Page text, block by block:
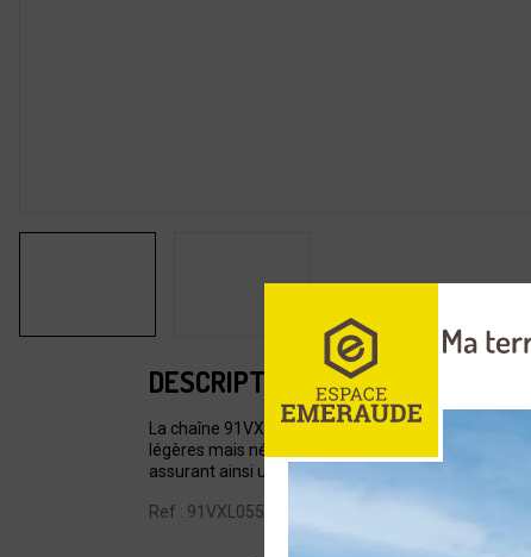
DESCRIPTION
La chaîne 91VXL d?Oregon est une chaîne 3/8"
légères mais nécessitant une performance
assurant ainsi une utilisation efficace et fiable de la
Ref : 91VXL055E